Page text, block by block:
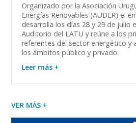
Organizado por la Asociación
Energías Renovables (AUDER) el
desarrolla los días 28 y 29 de julio
Auditorio del LATU y reúne a los
referentes del sector energético y
los ámbitos público y privado.
Leer más +
VER MÁS +